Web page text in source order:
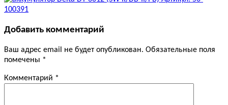
Добавить комментарий
Ваш адрес email не будет опубликован. Обязательные поля
помечены *
Комментарий *